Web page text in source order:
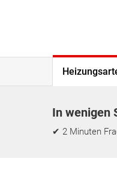
In wenigen
✔ 2 Minuten